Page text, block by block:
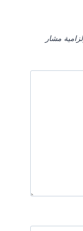
مشار